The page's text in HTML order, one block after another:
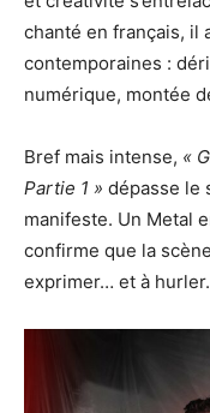
chanté en français, il
contemporaines :
numérique, montée
Bref mais intense, «
Partie 1 » dépasse le
manifeste. Un Metal
confirme que la
exprimer… et à hurler.